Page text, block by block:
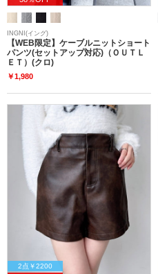
INGNI(イング)
【WEB限定】ケーブルニットショート
パンツ(セットアップ対応)（ＯＵＴＬ
ＥＴ）(クロ)
￥1,980
2点￥2200